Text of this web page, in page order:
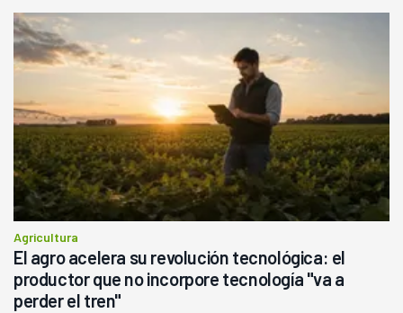
Agricultura
El agro acelera su revolución tecnológica: el
productor que no incorpore tecnología "va a
perder el tren"